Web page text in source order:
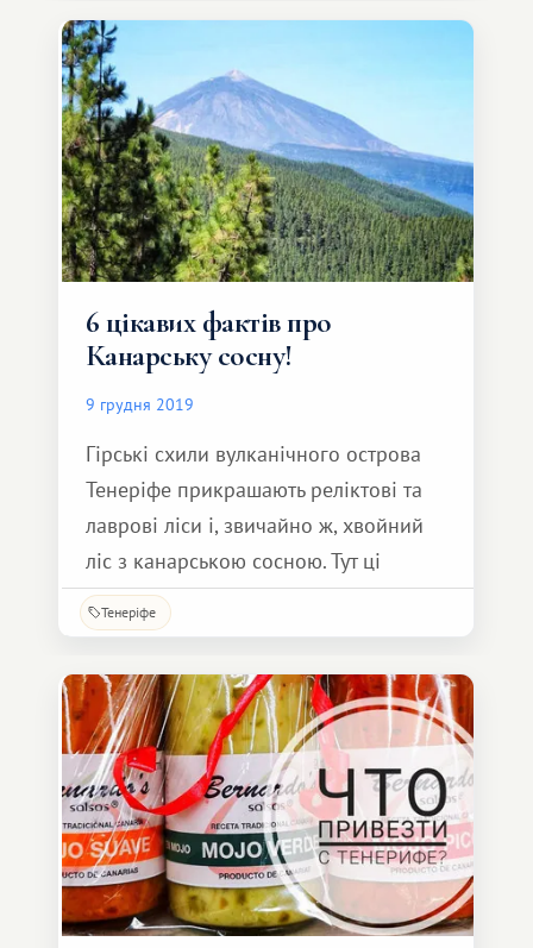
6 цікавих фактів про
Канарську сосну!
9 грудня 2019
Гірські схили вулканічного острова
Тенеріфе прикрашають реліктові та
лаврові ліси і, звичайно ж, хвойний
ліс з канарською сосною. Тут ці
дерева відрізняються від звичної нам
сосни, давайте розбиратися чому?
Тенеріфе